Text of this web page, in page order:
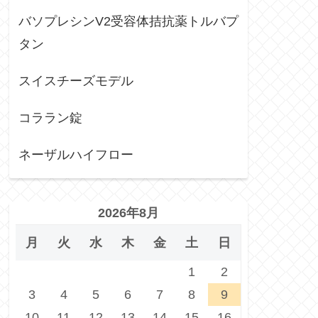
バソプレシンV2受容体拮抗薬トルバプ
タン
スイスチーズモデル
コララン錠
ネーザルハイフロー
2026年8月
月 火 水 木 金 土 日
1
2
3
4 5 6 7 8
9